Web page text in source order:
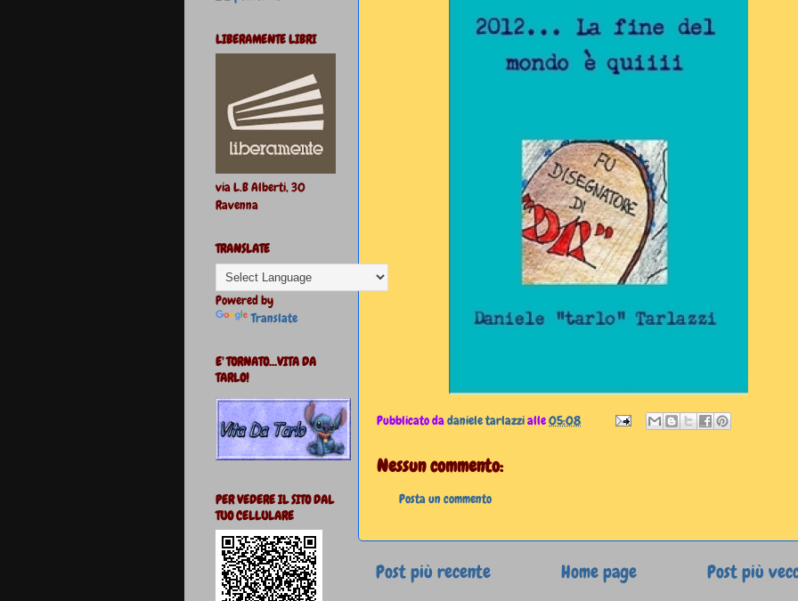
Pubblicato dadaniele tarlazzialle05:08
Nessun commento:
Posta un commento
Post più recente Post più
Home page
LIBERAMENTE LIBRI
via L.B Alberti, 30
Ravenna
TRANSLATE
Powered by
Translate
E' TORNATO...VITA DA
TARLO!
PER VEDERE IL SITO DAL
TUO CELLULARE